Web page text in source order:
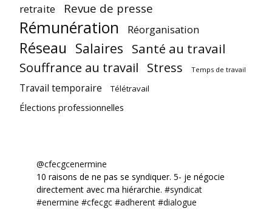
retraite Revue de presse
Rémunération Réorganisation
Réseau Salaires Santé au travail
Souffrance au travail Stress Temps de travail
Travail temporaire Télétravail
Élections professionnelles
@cfecgcenermine
10 raisons de ne pas se syndiquer. 5- je négocie
directement avec ma hiérarchie. #syndicat
#enermine #cfecgc #adherent #dialogue